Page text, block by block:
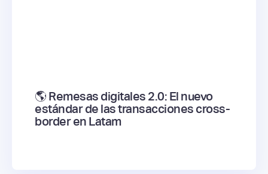
🌎 Remesas digitales 2.0: El nuevo
estándar de las transacciones cross-
border en Latam